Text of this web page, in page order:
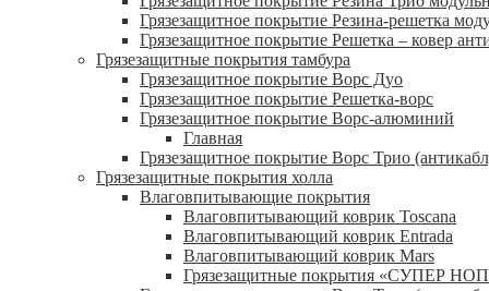
Грязезащитное покрытие Резина-решетка
Грязезащитное покрытие Решетка – ковер
Грязезащитные покрытия тамбура
Грязезащитное покрытие Ворс Дуо
Грязезащитное покрытие Решетка-ворс
Грязезащитное покрытие Ворс-алюминий
Главная
Грязезащитное покрытие Ворс Трио
Грязезащитные покрытия холла
Влаговпитывающие покрытия
Влаговпитывающий коврик Toscana
Влаговпитывающий коврик Entrada
Влаговпитывающий коврик Mars
Грязезащитные покрытия «СУПЕР